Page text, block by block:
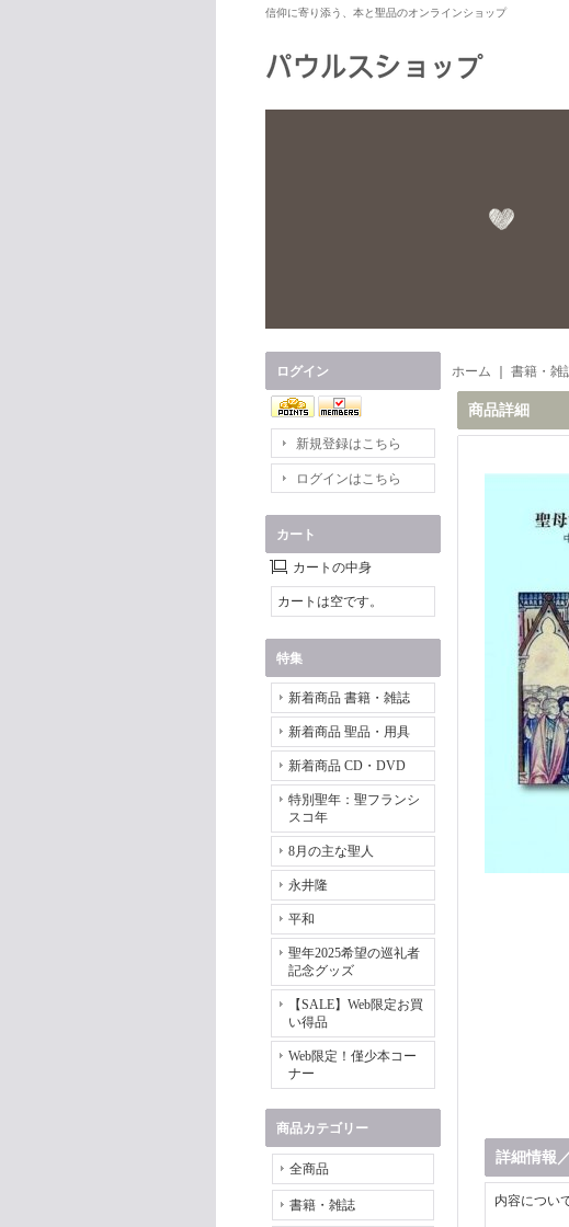
信仰に寄り添う、本と聖品のオンラインショップ
ログイン
新規登録はこちら
ログインはこちら
カート
カートの中身
カートは空です。
特集
新着商品 書籍・雑誌
新着商品 聖品・用具
新着商品 CD・DVD
特別聖年：聖フランシ
スコ年
8月の主な聖人
永井隆
平和
聖年2025希望の巡礼者
記念グッズ
【SALE】Web限定お買
い得品
Web限定！僅少本コー
ナー
商品カテゴリー
全商品
書籍・雑誌
ホーム 書籍・雑
商品詳細
詳細情報
内容につい